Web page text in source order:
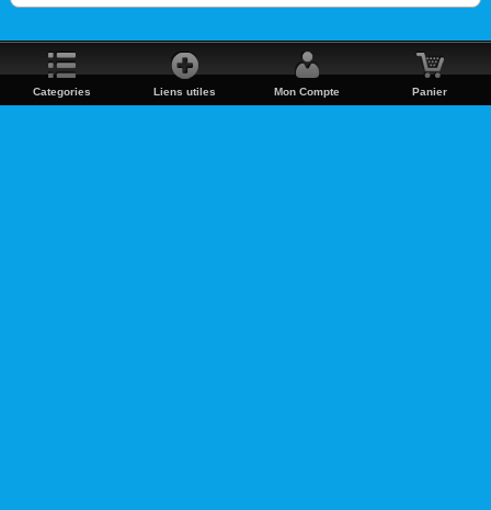
Categories Liens utiles Mon Compte Panier